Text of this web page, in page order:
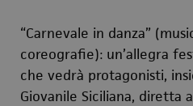
“Carnevale in danza”
coreografie): un’allegra
che vedrà protagonisti,
Giovanile Siciliana, diretta